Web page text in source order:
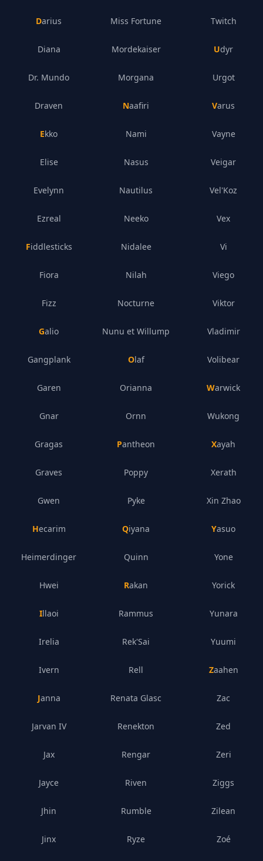
Darius
Diana
Dr. Mundo
Draven
Ekko
Elise
Evelynn
Ezreal
Fiddlesticks
Fiora
Fizz
Galio
Gangplank
Garen
Gnar
Gragas
Graves
Gwen
Hecarim
Heimerdinger
Hwei
Illaoi
Irelia
Ivern
Janna
Jarvan IV
Jax
Jayce
Jhin
Jinx
Miss Fortune
Mordekaiser
Morgana
Naafiri
Nami
Nasus
Nautilus
Neeko
Nidalee
Nilah
Nocturne
Nunu et Willump
Olaf
Orianna
Ornn
Pantheon
Poppy
Pyke
Qiyana
Quinn
Rakan
Rammus
Rek'Sai
Rell
Renata Glasc
Renekton
Rengar
Riven
Rumble
Ryze
Twitch
Udyr
Urgot
Varus
Vayne
Veigar
Vel'Koz
Vex
Vi
Viego
Viktor
Vladimir
Volibear
Warwick
Wukong
Xayah
Xerath
Xin Zhao
Yasuo
Yone
Yorick
Yunara
Yuumi
Zaahen
Zac
Zed
Zeri
Ziggs
Zilean
Zoé